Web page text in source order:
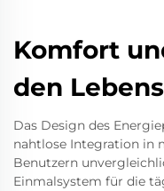
Komfort
den
Das Design des
nahtlose Integration in
Benutzern
Einmalsystem für die